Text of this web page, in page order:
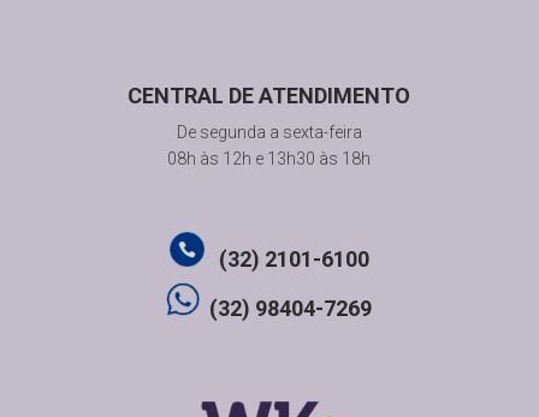
CENTRAL DE ATENDIMENTO
De segunda a sexta-feira
08h às 12h e 13h30 às 18h
(32) 2101-6100
(32) 98404-7269